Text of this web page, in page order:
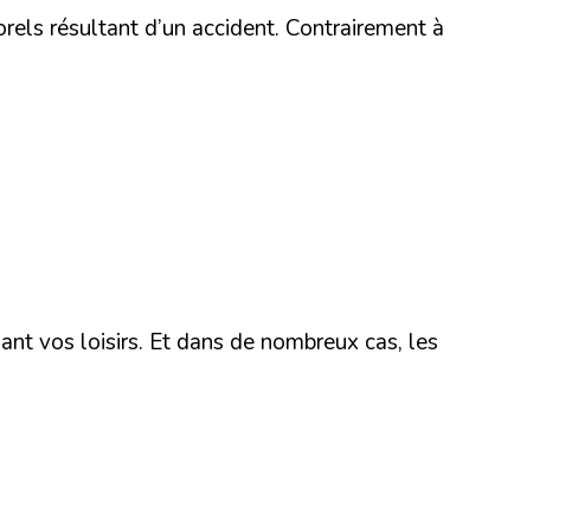
résultant d’un accident. Contrairement à
vos loisirs. Et dans de nombreux cas, les